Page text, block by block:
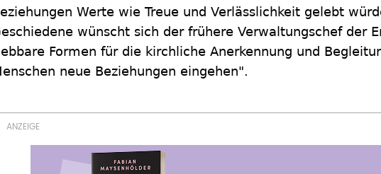
Werte wie Treue und Verlässlichkeit gelebt
wünscht sich der frühere Verwaltungschef der
Formen für die kirchliche Anerkennung und
neue Beziehungen eingehen".